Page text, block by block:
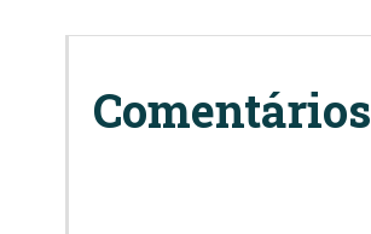
Comentários